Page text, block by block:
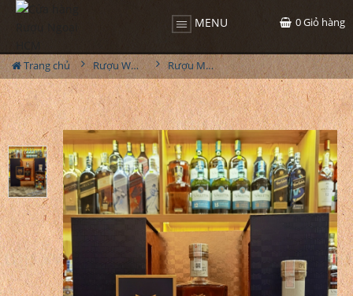
MENU 0Giỏ hàng
Trang chủ Rượu Whisky Rượu Mortlach 12YO Hộp Quà 2023 - Xuân Quý Mão